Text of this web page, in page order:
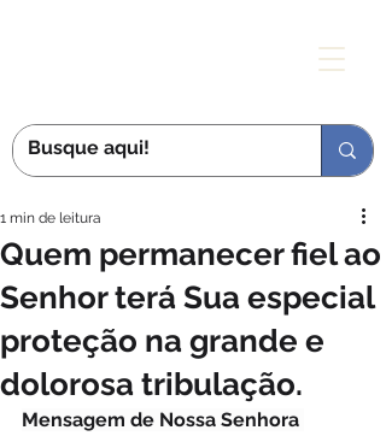
Quem permanecer fiel ao
Senhor terá Sua especial
proteção na grande e
dolorosa tribulação.
1 min de leitura
Mensagem de Nossa Senhora